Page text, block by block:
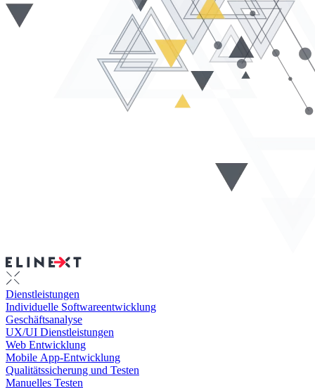
Dienstleistungen
Individuelle Softwareentwicklung
Geschäftsanalyse
UX/UI Dienstleistungen
Web Entwicklung
Mobile App-Entwicklung
Qualitätssicherung und Testen
Manuelles Testen